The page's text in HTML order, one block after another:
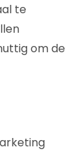
te
om de